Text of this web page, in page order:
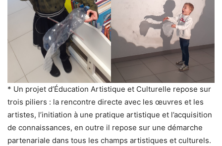
* Un projet d’Éducation Artistique et Culturelle repose sur
trois piliers : la rencontre directe avec les œuvres et les
artistes, l’initiation à une pratique artistique et l’acquisition
de connaissances, en outre il repose sur une démarche
partenariale dans tous les champs artistiques et culturels.